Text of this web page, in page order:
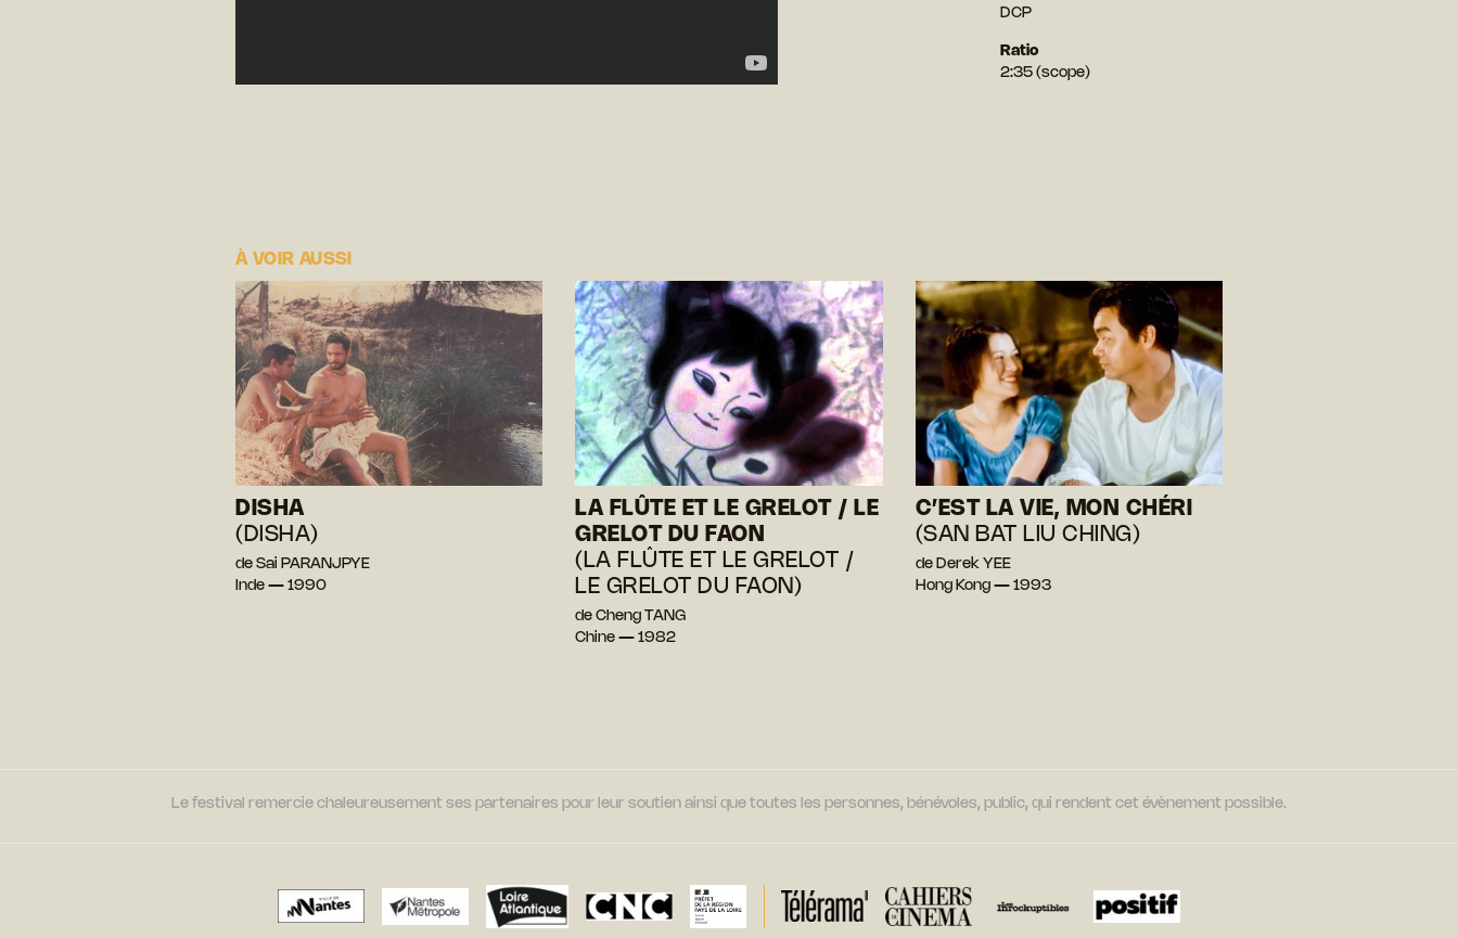
DCP
Ratio
2:35 (scope)
À VOIR AUSSI
DISHA
(DISHA)
de Sai PARANJPYE
Inde — 1990
LA FLÛTE ET LE GRELOT / LE
GRELOT DU FAON
(LA FLÛTE ET LE GRELOT /
LE GRELOT DU FAON)
de Cheng TANG
Chine — 1982
C’EST LA VIE, MON CHÉRI
(SAN BAT LIU CHING)
de Derek YEE
Hong Kong — 1993
Le festival remercie chaleureusement ses partenaires pour leur soutien ainsi que toutes les personnes, bénévoles, public, qui rendent cet évènement possible.